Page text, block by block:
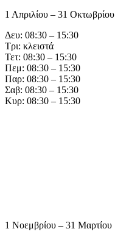
1 Απριλίου – 31 Οκτωβρίου
Δευ: 08:30 – 15:30
Τρι: κλειστά
Τετ: 08:30 – 15:30
Πεμ: 08:30 – 15:30
Παρ: 08:30 – 15:30
Σαβ: 08:30 – 15:30
Κυρ: 08:30 – 15:30
1 Νοεμβρίου – 31 Μαρτίου